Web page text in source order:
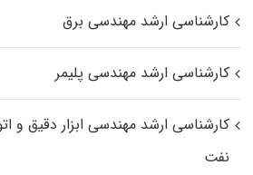
کارشناسی ارشد مهندسی برق
کارشناسی ارشد مهندسی پلیمر
کارشناسی ارشد مهندسی ابزار دقیق و
نفت